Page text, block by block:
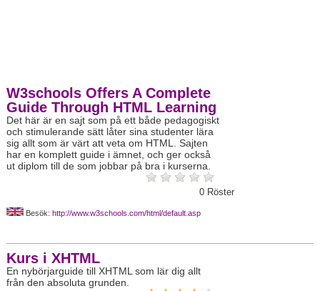
W3schools Offers A Complete
Guide Through HTML Learning
Det här är en sajt som på ett både pedagogiskt
och stimulerande sätt låter sina studenter lära
sig allt som är värt att veta om HTML. Sajten
har en komplett guide i ämnet, och ger också
ut diplom till de som jobbar på bra i kurserna.
0 Röster
Besök: http://www.w3schools.com/html/default.asp
Kurs i XHTML
En nybörjarguide till XHTML som lär dig allt
från den absoluta grunden.